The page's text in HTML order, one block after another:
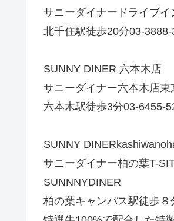
サニーダイナードライブ
北千住駅徒歩20分03-
SUNNY DINER 六本木店
サニーダイナー六本木店
六本木駅徒歩3分03-6455-
SUNNY
サニーダイナー柏の葉T-
SUNNNYDINER
柏の葉キャンパス駅徒歩